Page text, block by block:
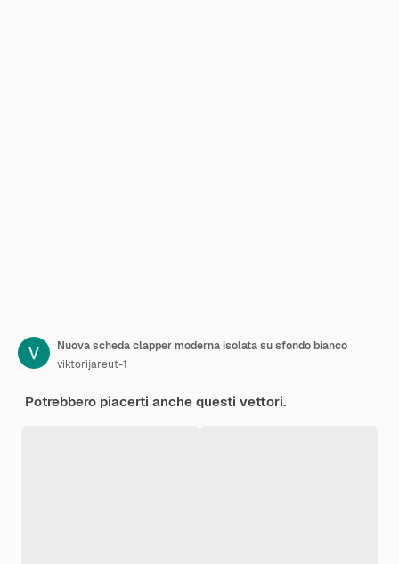
Nuova scheda clapper moderna isolata su sfondo bianco
viktorijareut-1
Potrebbero piacerti anche questi vettori.